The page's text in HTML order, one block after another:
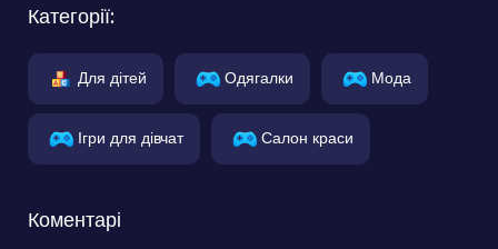
Категорії:
Для дітей Одягалки Мода
Ігри для дівчат Салон краси
Коментарі